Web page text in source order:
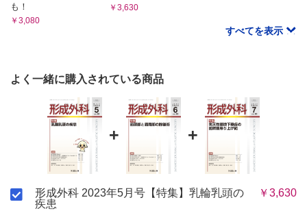
も！
￥3,080
￥3,630
すべてを表示
よく一緒に購入されている商品
+ +
形成外科 2023年5月号【特集】乳輪乳頭の
疾患
￥3,630